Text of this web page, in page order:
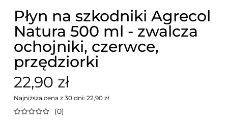
Płyn na szkodniki Agrecol
Natura 500 ml - zwalcza
ochojniki, czerwce,
przędziorki
22,90 zł
Najniższa cena z 30 dni: 22,90 zł
(0)